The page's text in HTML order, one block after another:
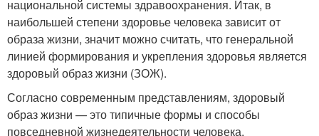
национальной системы здравоохранения. Итак, в
наибольшей степени здоровье человека зависит от
образа жизни, значит можно считать, что генеральной
линией формирования и укрепления здоровья является
здоровый образ жизни (ЗОЖ).
Согласно современным представлениям, здоровый
образ жизни — это типичные формы и способы
повседневной жизнедеятельности человека,